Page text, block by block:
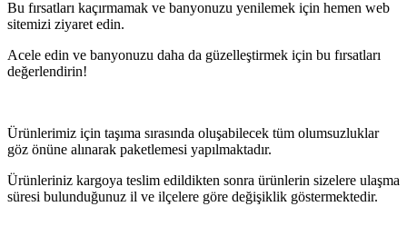
Bu fırsatları kaçırmamak ve banyonuzu yenilemek için hemen web
sitemizi ziyaret edin.
Acele edin ve banyonuzu daha da güzelleştirmek için bu fırsatları
değerlendirin!
Ürünlerimiz için taşıma sırasında oluşabilecek tüm olumsuzluklar
göz önüne alınarak paketlemesi yapılmaktadır.
Ürünleriniz kargoya teslim edildikten sonra ürünlerin sizelere ulaşma
süresi bulunduğunuz il ve ilçelere göre değişiklik göstermektedir.